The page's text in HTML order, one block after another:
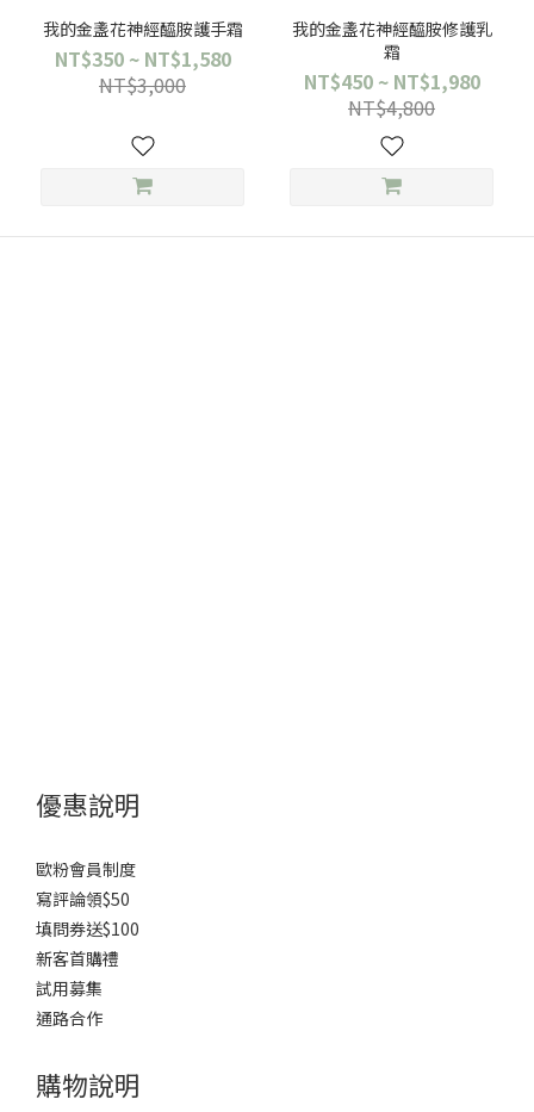
我的金盞花神經醯胺護手霜
NT$350 ~ NT$1,580
NT$3,000
我的金盞花神經醯胺修護乳
霜
NT$450 ~ NT$1,980
NT$4,800
優惠說明
歐粉會員制度
寫評論領$50
填問券送$100
新客首購禮
試用募集
通路合作
購物說明